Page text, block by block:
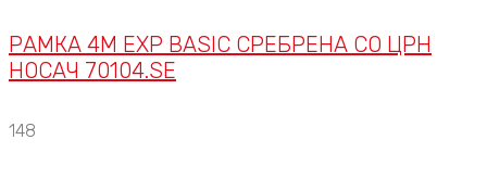
РАМКА 4M EXP BASIC СРЕБРЕНА СО ЦРН
НОСАЧ 70104.SE
148